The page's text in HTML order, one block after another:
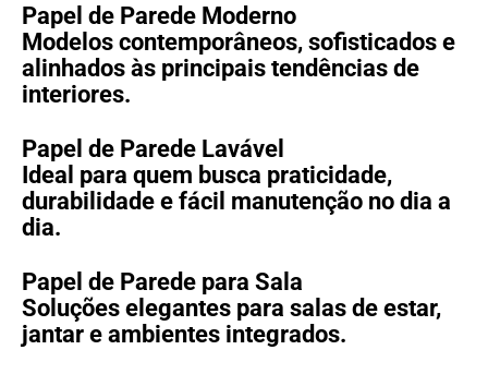
Papel de Parede Moderno
Modelos contemporâneos, sofisticados e
alinhados às principais tendências de
interiores.
Papel de Parede Lavável
Ideal para quem busca praticidade,
durabilidade e fácil manutenção no dia a
dia.
Papel de Parede para Sala
Soluções elegantes para salas de estar,
jantar e ambientes integrados.